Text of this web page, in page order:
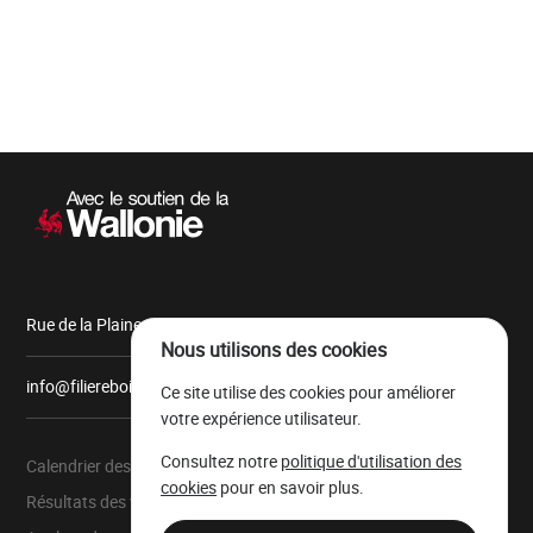
Navigation
Rue de la Plaine, 9 6900 Marche-en-Famenne
info@filiereboiswallonie.be
Calendrier des ventes
Résultats des ventes
À propos
Parc à grumes
Nous utilisons des cookies
Ce site utilise des cookies pour améliorer
votre expérience utilisateur.
Consultez notre politique d'utilisation des
cookies pour en savoir plus.